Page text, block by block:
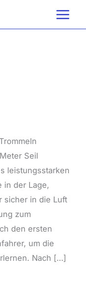
Seil
leistungsstarken
in der Lage,
sicher in die Luft
zum
den ersten
um die
Nach […]